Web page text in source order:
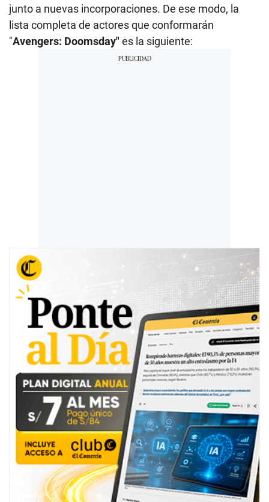
junto a nuevas incorporaciones. De ese modo, la
lista completa de actores que conformarán
"Avengers: Doomsday"es la siguiente: